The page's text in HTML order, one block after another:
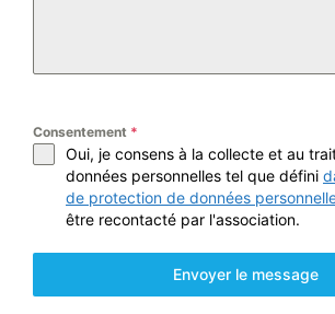
Consentement *
Oui, je consens à la collecte et au
données personnelles tel que défini
de protection de données
être recontacté par l'association.
Envoyer le message